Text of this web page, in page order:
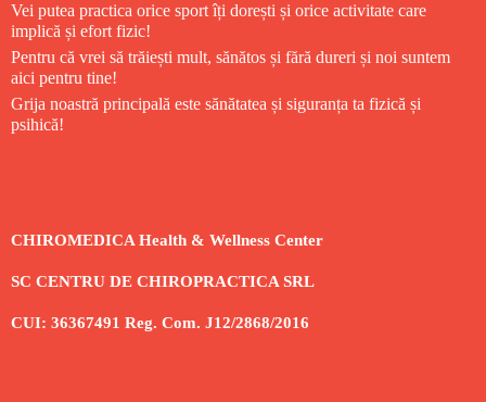
Vei putea practica orice sport îți dorești și orice activitate care
implică și efort fizic!
Pentru că vrei să trăiești mult, sănătos și fără dureri și noi suntem
aici pentru tine!
Grija noastră principală este sănătatea și siguranța ta fizică și
psihică!
CHIROMEDICA Health & Wellness Center
SC CENTRU DE CHIROPRACTICA SRL
CUI: 36367491 Reg. Com. J12/2868/2016